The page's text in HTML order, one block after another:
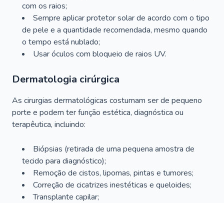
com os raios;
Sempre aplicar protetor solar de acordo com o tipo
de pele e a quantidade recomendada, mesmo quando
o tempo está nublado;
Usar óculos com bloqueio de raios UV.
Dermatologia cirúrgica
As cirurgias dermatológicas costumam ser de pequeno
porte e podem ter função estética, diagnóstica ou
terapêutica, incluindo:
Biópsias (retirada de uma pequena amostra de
tecido para diagnóstico);
Remoção de cistos, lipomas, pintas e tumores;
Correção de cicatrizes inestéticas e queloides;
Transplante capilar;